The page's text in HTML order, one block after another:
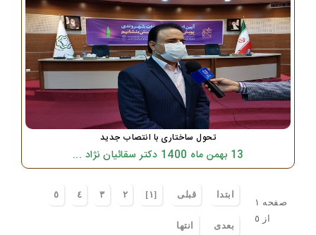
تحول ساختاری با انتصاب جدید
13 بهمن ماه 1400 دکتر سقائیان نژاد ...
صفحه ١
از ٥
ابتدا قبلی [١] ٢ ٣ ٤ ٥
بعدی انتها